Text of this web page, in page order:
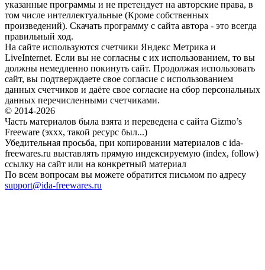
указанные программы и не претендует на авторские права, в
том числе интеллектуальные (Кроме собственных
произведений). Скачать программу с сайта автора - это всегда
правильный ход.
На сайте используются счетчики Яндекс Метрика и
LiveInternet. Если вы не согласны с их использованием, то вы
должны немедленно покинуть сайт. Продолжая использовать
сайт, вы подтверждаете свое согласие с использованием
данных счетчиков и даёте свое согласие на сбор персональных
данных перечисленными счетчиками.
© 2014-2026
Часть материалов была взята и переведена с сайта Gizmo’s
Freeware (эххх, такой ресурс был...)
Убедительная просьба, при копировании материалов с ida-
freewares.ru выставлять прямую индексируемую (index, follow)
ссылку на сайт или на конкретный материал
По всем вопросам вы можете обратится письмом по адресу
support@ida-freewares.ru